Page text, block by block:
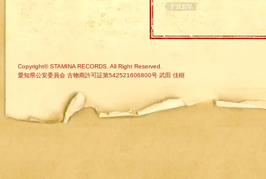
Copyright© STAMINA RECORDS. All Right Reserved.
愛知県公安委員会 古物商許可証第542521606800号 武田 佳樹